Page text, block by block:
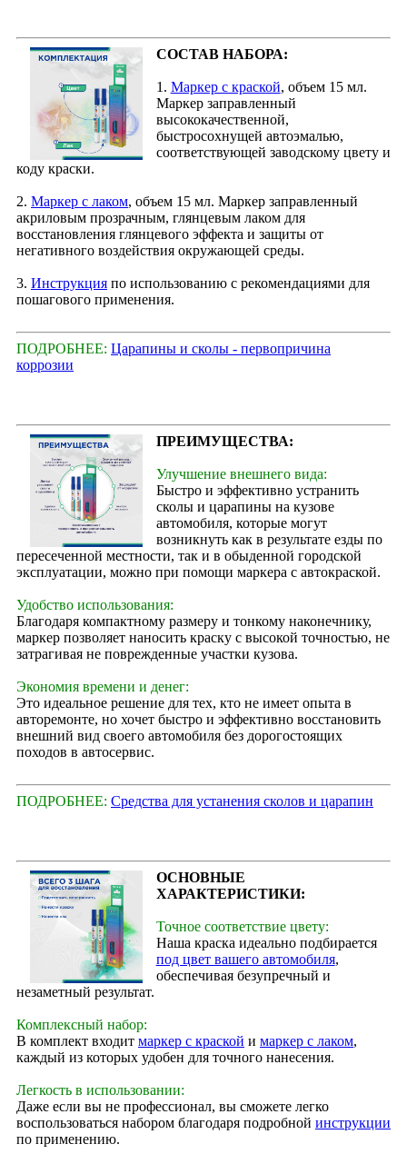
СОСТАВ НАБОРА:
1. Маркер с краской, объем 15 мл.
Маркер заправленный
высококачественной,
быстросохнущей автоэмалью,
соответствующей заводскому цвету и
коду краски.
2. Маркер с лаком, объем 15 мл. Маркер заправленный
акриловым прозрачным, глянцевым лаком для
восстановления глянцевого эффекта и защиты от
негативного воздействия окружающей среды.
3. Инструкция по использованию с рекомендациями для
пошагового применения.
ПОДРОБНЕЕ: Царапины и сколы - первопричина
коррозии
ПРЕИМУЩЕСТВА:
Улучшение внешнего вида:
Быстро и эффективно устранить
сколы и царапины на кузове
автомобиля, которые могут
возникнуть как в результате езды по
пересеченной местности, так и в обыденной городской
эксплуатации, можно при помощи маркера с автокраской.
Удобство использования:
Благодаря компактному размеру и тонкому наконечнику,
маркер позволяет наносить краску с высокой точностью, не
затрагивая не поврежденные участки кузова.
Экономия времени и денег:
Это идеальное решение для тех, кто не имеет опыта в
авторемонте, но хочет быстро и эффективно восстановить
внешний вид своего автомобиля без дорогостоящих
походов в автосервис.
ПОДРОБНЕЕ: Средства для устанения сколов и царапин
ОСНОВНЫЕ
ХАРАКТЕРИСТИКИ:
Точное соответствие цвету:
Наша краска идеально подбирается
под цвет вашего автомобиля,
обеспечивая безупречный и
незаметный результат.
Комплексный набор:
В комплект входит маркер с краской и маркер с лаком,
каждый из которых удобен для точного нанесения.
Легкость в использовании:
Даже если вы не профессионал, вы сможете легко
воспользоваться набором благодаря подробной инструкции
по применению.